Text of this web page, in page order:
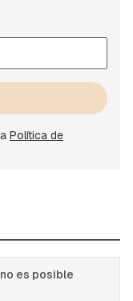
Política de
es posible